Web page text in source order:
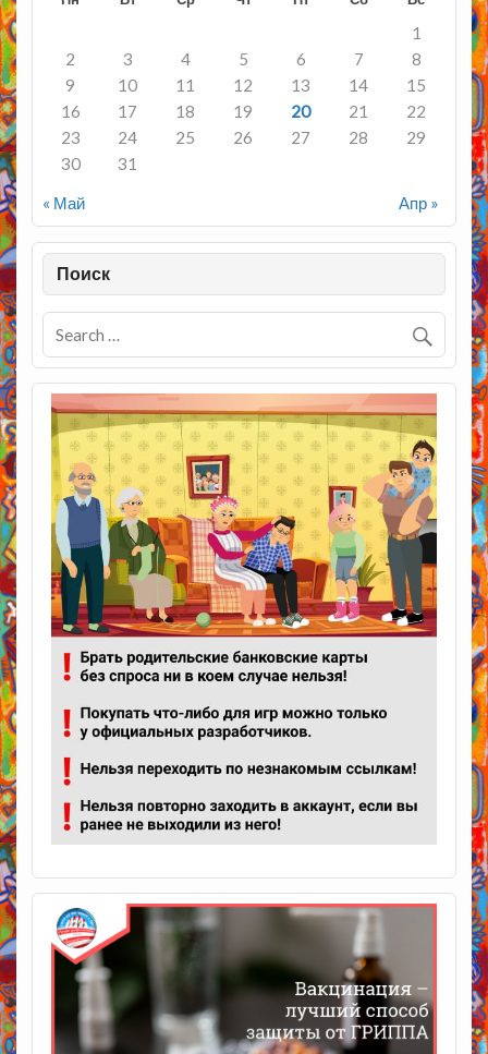
« Май Апр »
1
2
3 4 5 6 7
8
9
10 11 12 13 14
15
16
17 18 19 20 21
22
23
24 25 26 27 28
29
30
31
Поиск